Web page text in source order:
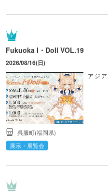
Fukuoka I・Doll VOL.19
2026/08/16(日)
アジ
呉服町(福岡県)
展示・展覧会